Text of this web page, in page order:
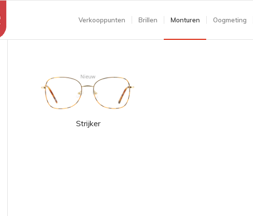
Verkooppunten Brillen Monturen Oogmeting
Strijker